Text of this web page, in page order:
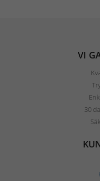
VI
30